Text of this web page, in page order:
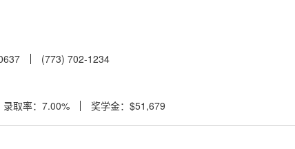
(773) 702-1234
录取率：7.00% 奖学金：$51,679